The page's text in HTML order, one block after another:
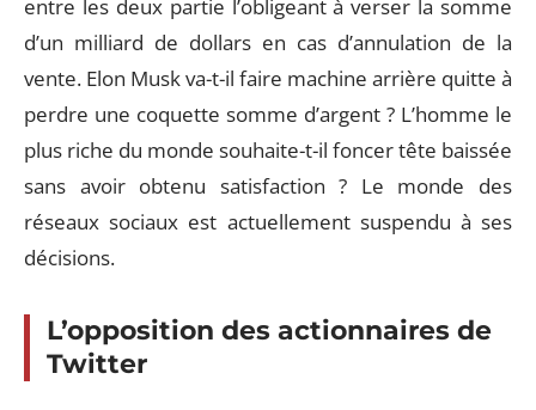
entre les deux partie l’obligeant à verser la somme
d’un milliard de dollars en cas d’annulation de la
vente. Elon Musk va-t-il faire machine arrière quitte à
perdre une coquette somme d’argent ? L’homme le
plus riche du monde souhaite-t-il foncer tête baissée
sans avoir obtenu satisfaction ? Le monde des
réseaux sociaux est actuellement suspendu à ses
décisions.
L’opposition des actionnaires de
Twitter